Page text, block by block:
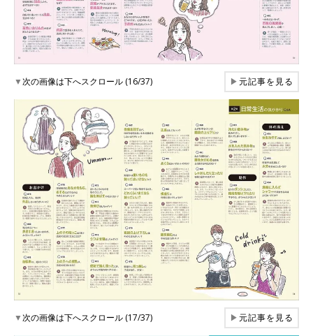
▼次の画像は下へスクロール (16/37) ▶元記事を見る
▼次の画像は下へスクロール (17/37) ▶元記事を見る